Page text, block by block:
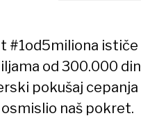
#1od5miliona ističe
od 300.000
pokušaj
naš pokret.